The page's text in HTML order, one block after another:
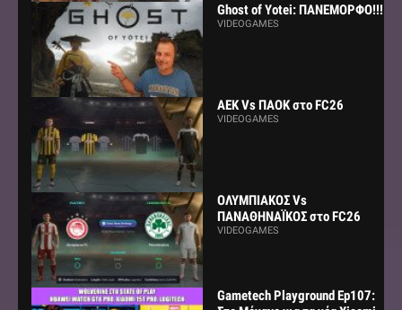
Ghost of Yotei: ΠΑΝΕΜΟΡΦΟ!!!
VIDEOGAMES
AEK Vs ΠΑΟΚ στο FC26
VIDEOGAMES
ΟΛΥΜΠΙΑΚΟΣ Vs
ΠΑΝΑΘΗΝΑΪΚΟΣ στο FC26
VIDEOGAMES
Gametech Playground Ep107: